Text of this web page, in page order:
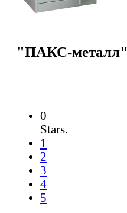
"ПАКС-металл"
0
Stars.
1
2
3
4
5